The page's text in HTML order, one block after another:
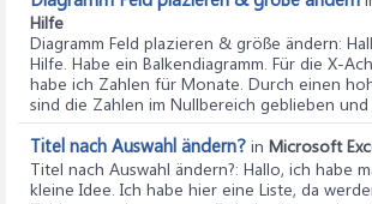
Hilfe
Diagramm Feld plazieren & größe ändern:
Hilfe. Habe ein Balkendiagramm. Für die X-
habe ich Zahlen für Monate. Durch einen
sind die Zahlen im Nullbereich geblieben
Titel nach Auswahl ändern? in Microsoft
Titel nach Auswahl ändern?: Hallo, ich habe
kleine Idee. Ich habe hier eine Liste, da